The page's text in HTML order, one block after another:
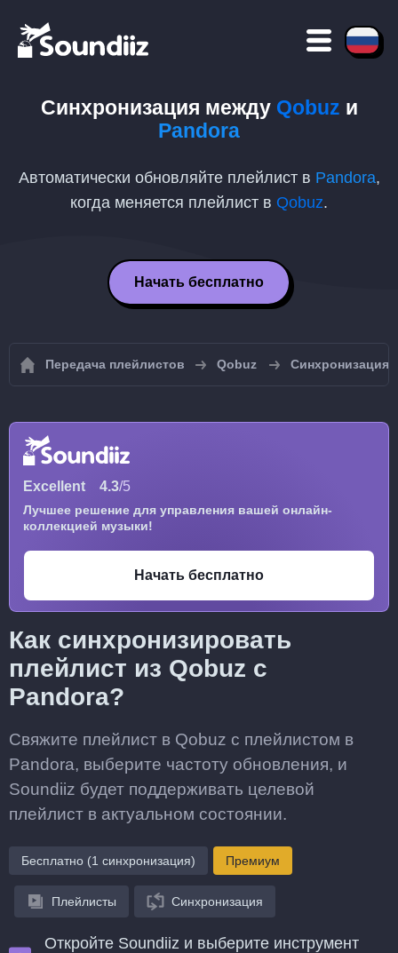
Синхронизация между Qobuz и
Pandora
Автоматически обновляйте плейлист в Pandora,
когда меняется плейлист в Qobuz.
Начать бесплатно
Передача плейлистов Qobuz Синхронизация
Excellent 4.3/5
Лучшее решение для управления вашей онлайн-
коллекцией музыки!
Начать бесплатно
Как синхронизировать
плейлист из Qobuz с
Pandora?
Свяжите плейлист в Qobuz с плейлистом в
Pandora, выберите частоту обновления, и
Soundiiz будет поддерживать целевой
плейлист в актуальном состоянии.
Бесплатно (1 синхронизация) Премиум
Плейлисты Синхронизация
Откройте Soundiiz и выберите инструмент